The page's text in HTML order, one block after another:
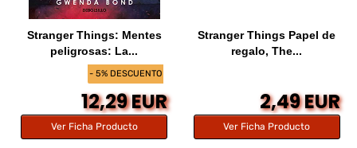
- 5% DESCUENTO
Stranger Things: Mentes
peligrosas: La...
12,29 EUR
Ver Ficha Producto
Stranger Things Papel de
regalo, The...
2,49 EUR
Ver Ficha Producto